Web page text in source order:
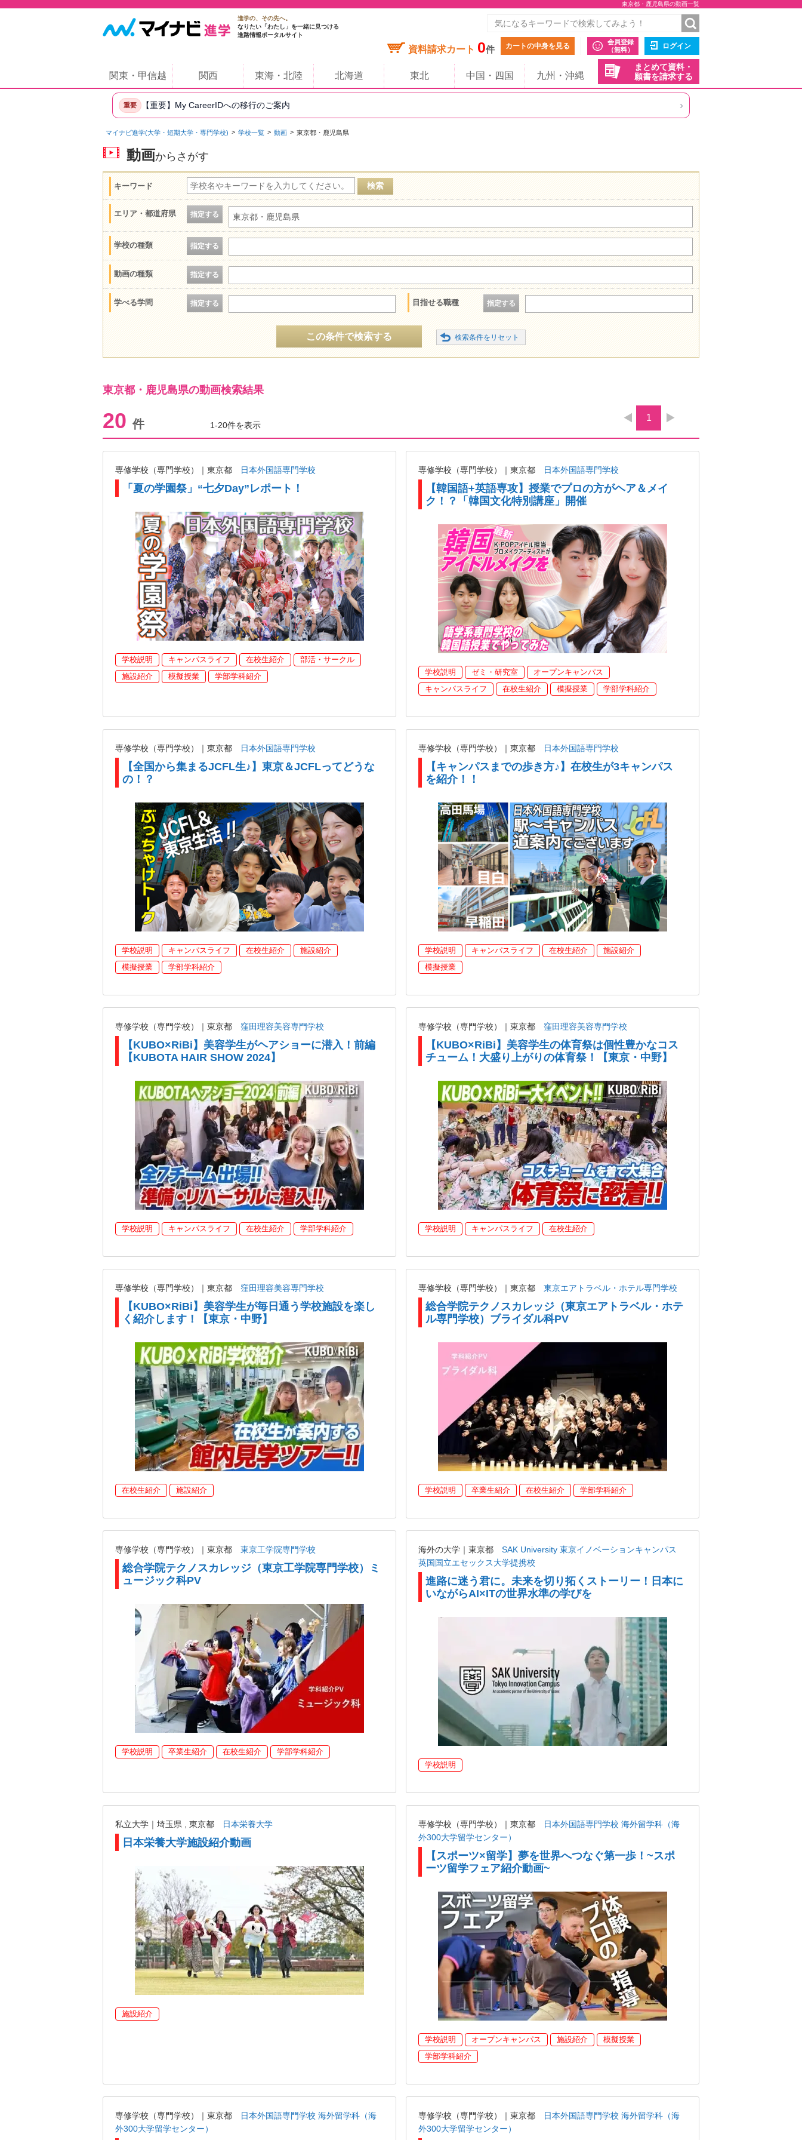
東京都・鹿児島県の動画一覧
進学の、その先へ。
なりたい「わたし」を一緒に見つける
進路情報ポータルサイト
資料請求カート 0件 カートの中身を見る
会員登録
（無料）
ログイン
まとめて資料・
願書を請求する
関東・甲信越 関西 東海・北陸 北海道 東北 中国・四国 九州・沖縄
重要 【重要】My CareerIDへの移行のご案内 ›
マイナビ進学(大学・短期大学・専門学校) 学校一覧 動画 東京都・鹿児島県
動画からさがす
キーワード
エリア・都道府県 指定する 東京都・鹿児島県
学校の種類 指定する
動画の種類 指定する
学べる学問 指定する 目指せる職種 指定する
この条件で検索する
東京都・鹿児島県の動画検索結果
20 件 1-20件を表示
1
専修学校（専門学校）｜東京都 日本外国語専門学校
「夏の学園祭」“七夕Day”レポート！
学校説明 キャンパスライフ 在校生紹介
部活・サークル
施設紹介
模擬授業 学部学科紹介
専修学校（専門学校）｜東京都 日本外国語専門学校
【韓国語+英語専攻】授業でプロの方がヘア＆メイ
ク！？「韓国文化特別講座」開催
学校説明 ゼミ・研究室
オープンキャンパス
キャンパスライフ
在校生紹介 模擬授業 学部学科紹介
専修学校（専門学校）｜東京都 日本外国語専門学校
【全国から集まるJCFL生♪】東京＆JCFLってどうな
の！？
学校説明 キャンパスライフ 在校生紹介
施設紹介
模擬授業
学部学科紹介
専修学校（専門学校）｜東京都 日本外国語専門学校
【キャンパスまでの歩き方♪】在校生が3キャンパス
を紹介！！
学校説明 キャンパスライフ 在校生紹介
施設紹介
模擬授業
専修学校（専門学校）｜東京都 窪田理容美容専門学校
【KUBO×RiBi】美容学生がヘアショーに潜入！前編
【KUBOTA HAIR SHOW 2024】
学校説明 キャンパスライフ 在校生紹介 学部学科紹介
専修学校（専門学校）｜東京都 窪田理容美容専門学校
【KUBO×RiBi】美容学生の体育祭は個性豊かなコス
チューム！大盛り上がりの体育祭！【東京・中野】
学校説明 キャンパスライフ 在校生紹介
専修学校（専門学校）｜東京都 窪田理容美容専門学校
【KUBO×RiBi】美容学生が毎日通う学校施設を楽し
く紹介します！【東京・中野】
在校生紹介 施設紹介
専修学校（専門学校）｜東京都 東京エアトラベル・ホテル専門学校
総合学院テクノスカレッジ（東京エアトラベル・ホテ
ル専門学校）ブライダル科PV
学校説明 卒業生紹介 在校生紹介 学部学科紹介
専修学校（専門学校）｜東京都 東京工学院専門学校
総合学院テクノスカレッジ（東京工学院専門学校）ミ
ュージック科PV
学校説明 卒業生紹介 在校生紹介 学部学科紹介
海外の大学｜東京都
SAK University 東京イノベーションキャンパス
英国国立エセックス大学提携校
進路に迷う君に。未来を切り拓くストーリー！日本に
いながらAI×ITの世界水準の学びを
学校説明
私立大学｜埼玉県 , 東京都 日本栄養大学
日本栄養大学施設紹介動画
施設紹介
専修学校（専門学校）｜東京都
日本外国語専門学校 海外留学科（海
外300大学留学センター）
【スポーツ×留学】夢を世界へつなぐ第一歩！~スポ
ーツ留学フェア紹介動画~
学校説明 オープンキャンパス 施設紹介
模擬授業
学部学科紹介
専修学校（専門学校）｜東京都
日本外国語専門学校 海外留学科（海
外300大学留学センター）
専修学校（専門学校）｜東京都
日本外国語専門学校 海外留学科（海
外300大学留学センター）